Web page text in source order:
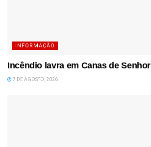
INFORMAÇÃO
Incêndio lavra em Canas de
7 DE AGOSTO, 2026